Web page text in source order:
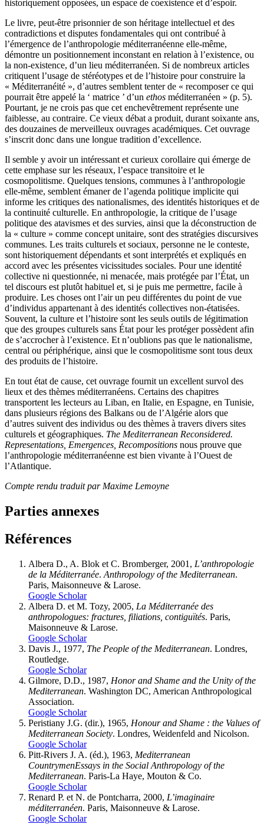
historiquement opposées, un espace de coexistence et d’espoir.
Le livre, peut-être prisonnier de son héritage intellectuel et des
contradictions et disputes fondamentales qui ont contribué à
l’émergence de l’anthropologie méditerranéenne elle-même,
démontre un positionnement inconstant en relation à l’existence, ou
la non-existence, d’un lieu méditerranéen. Si de nombreux articles
critiquent l’usage de stéréotypes et de l’histoire pour construire la
« Méditerranéité », d’autres semblent tenter de « recomposer ce qui
pourrait être appelé la ‘ matrice ’ d’un ethos méditerranéen » (p. 5).
Pourtant, je ne crois pas que cet enchevêtrement représente une
faiblesse, au contraire. Ce vieux débat a produit, durant soixante ans,
des douzaines de merveilleux ouvrages académiques. Cet ouvrage
s’inscrit donc dans une longue tradition d’excellence.
Il semble y avoir un intéressant et curieux corollaire qui émerge de
cette emphase sur les réseaux, l’espace transitoire et le
cosmopolitisme. Quelques tensions, communes à l’anthropologie
elle-même, semblent émaner de l’agenda politique implicite qui
informe les critiques des nationalismes, des identités historiques et de
la continuité culturelle. En anthropologie, la critique de l’usage
politique des atavismes et des survies, ainsi que la déconstruction de
la « culture » comme concept unitaire, sont des stratégies discursives
communes. Les traits culturels et sociaux, personne ne le conteste,
sont historiquement dépendants et sont interprétés et expliqués en
accord avec les présentes vicissitudes sociales. Pour une identité
collective ni questionnée, ni menacée, mais protégée par l’État, un
tel discours est plutôt habituel et, si je puis me permettre, facile à
produire. Les choses ont l’air un peu différentes du point de vue
d’individus appartenant à des identités collectives non-étatisées.
Souvent, la culture et l’histoire sont les seuls outils de légitimation
que des groupes culturels sans État pour les protéger possèdent afin
de s’accrocher à l’existence. Et n’oublions pas que le nationalisme,
central ou périphérique, ainsi que le cosmopolitisme sont tous deux
des produits de l’histoire.
En tout état de cause, cet ouvrage fournit un excellent survol des
lieux et des thèmes méditerranéens. Certains des chapitres
transportent les lecteurs au Liban, en Italie, en Espagne, en Tunisie,
dans plusieurs régions des Balkans ou de l’Algérie alors que
d’autres suivent des individus ou des thèmes à travers divers sites
culturels et géographiques. The Mediterranean Reconsidered.
Representations, Emergences, Recompositions nous prouve que
l’anthropologie méditerranéenne est bien vivante à l’Ouest de
l’Atlantique.
Compte rendu traduit par Maxime Lemoyne
Parties annexes
Références
Albera D., A. Blok et C. Bromberger, 2001, L’anthropologie
de la Méditerranée. Anthropology of the Mediterranean.
Paris, Maisonneuve & Larose.
Google Scholar
Albera D. et M. Tozy, 2005, La Méditerranée des
anthropologues: fractures, filiations, contiguïtés. Paris,
Maisonneuve & Larose.
Google Scholar
Davis J., 1977, The People of the Mediterranean. Londres,
Routledge.
Google Scholar
Gilmore, D.D., 1987, Honor and Shame and the Unity of the
Mediterranean. Washington DC, American Anthropological
Association.
Google Scholar
Peristiany J.G. (dir.), 1965, Honour and Shame : the Values of
Mediterranean Society. Londres, Weidenfeld and Nicolson.
Google Scholar
Pitt-Rivers J. A. (éd.), 1963, Mediterranean
CountrymenEssays in the Social Anthropology of the
Mediterranean. Paris-La Haye, Mouton & Co.
Google Scholar
Renard P. et N. de Pontcharra, 2000, L’imaginaire
méditerranéen. Paris, Maisonneuve & Larose.
Google Scholar